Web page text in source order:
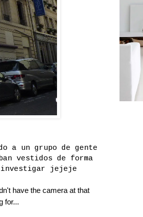
a un grupo de gente
vestidos de forma
investigar jejeje
have the camera at that
for...